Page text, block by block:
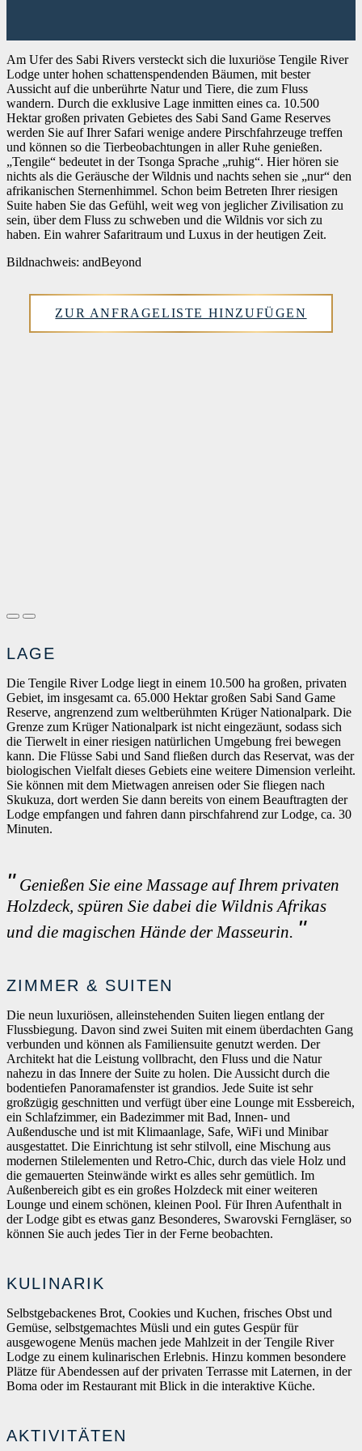
Am Ufer des Sabi Rivers versteckt sich die luxuriöse Tengile River
Lodge unter hohen schattenspendenden Bäumen, mit bester
Aussicht auf die unberührte Natur und Tiere, die zum Fluss
wandern. Durch die exklusive Lage inmitten eines ca. 10.500
Hektar großen privaten Gebietes des Sabi Sand Game Reserves
werden Sie auf Ihrer Safari wenige andere Pirschfahrzeuge treffen
und können so die Tierbeobachtungen in aller Ruhe genießen.
„Tengile“ bedeutet in der Tsonga Sprache „ruhig“. Hier hören sie
nichts als die Geräusche der Wildnis und nachts sehen sie „nur“ den
afrikanischen Sternenhimmel. Schon beim Betreten Ihrer riesigen
Suite haben Sie das Gefühl, weit weg von jeglicher Zivilisation zu
sein, über dem Fluss zu schweben und die Wildnis vor sich zu
haben. Ein wahrer Safaritraum und Luxus in der heutigen Zeit.
Bildnachweis: andBeyond
ZUR ANFRAGELISTE HINZUFÜGEN
LAGE
Die Tengile River Lodge liegt in einem 10.500 ha großen, privaten
Gebiet, im insgesamt ca. 65.000 Hektar großen Sabi Sand Game
Reserve, angrenzend zum weltberühmten Krüger Nationalpark. Die
Grenze zum Krüger Nationalpark ist nicht eingezäunt, sodass sich
die Tierwelt in einer riesigen natürlichen Umgebung frei bewegen
kann. Die Flüsse Sabi und Sand fließen durch das Reservat, was der
biologischen Vielfalt dieses Gebiets eine weitere Dimension verleiht.
Sie können mit dem Mietwagen anreisen oder Sie fliegen nach
Skukuza, dort werden Sie dann bereits von einem Beauftragten der
Lodge empfangen und fahren dann pirschfahrend zur Lodge, ca. 30
Minuten.
Genießen Sie eine Massage auf Ihrem privaten
Holzdeck, spüren Sie dabei die Wildnis Afrikas
und die magischen Hände der Masseurin.
ZIMMER & SUITEN
Die neun luxuriösen, alleinstehenden Suiten liegen entlang der
Flussbiegung. Davon sind zwei Suiten mit einem überdachten Gang
verbunden und können als Familiensuite genutzt werden. Der
Architekt hat die Leistung vollbracht, den Fluss und die Natur
nahezu in das Innere der Suite zu holen. Die Aussicht durch die
bodentiefen Panoramafenster ist grandios. Jede Suite ist sehr
großzügig geschnitten und verfügt über eine Lounge mit Essbereich,
ein Schlafzimmer, ein Badezimmer mit Bad, Innen- und
Außendusche und ist mit Klimaanlage, Safe, WiFi und Minibar
ausgestattet. Die Einrichtung ist sehr stilvoll, eine Mischung aus
modernen Stilelementen und Retro-Chic, durch das viele Holz und
die gemauerten Steinwände wirkt es alles sehr gemütlich. Im
Außenbereich gibt es ein großes Holzdeck mit einer weiteren
Lounge und einem schönen, kleinen Pool. Für Ihren Aufenthalt in
der Lodge gibt es etwas ganz Besonderes, Swarovski Ferngläser, so
können Sie auch jedes Tier in der Ferne beobachten.
KULINARIK
Selbstgebackenes Brot, Cookies und Kuchen, frisches Obst und
Gemüse, selbstgemachtes Müsli und ein gutes Gespür für
ausgewogene Menüs machen jede Mahlzeit in der Tengile River
Lodge zu einem kulinarischen Erlebnis. Hinzu kommen besondere
Plätze für Abendessen auf der privaten Terrasse mit Laternen, in der
Boma oder im Restaurant mit Blick in die interaktive Küche.
AKTIVITÄTEN